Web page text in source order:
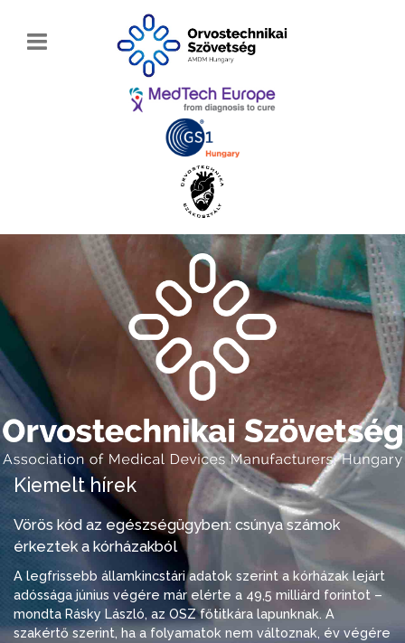
Kiemelt hírek
Vörös kód az egészségügyben: csúnya számok
érkeztek a kórházakból
A legfrissebb államkincstári adatok szerint a kórházak lejárt
adóssága június végére már elérte a 49,5 milliárd forintot –
mondta Rásky László, az OSZ főtitkára lapunknak. A
szakértő szerint, ha a folyamatok nem változnak, év végére